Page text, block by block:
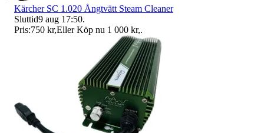
Kärcher SC 1.020 Ångtvätt Steam Cleaner
Sluttid9 aug 17:50.
Pris:750 kr,Eller Köp nu 1 000 kr,.